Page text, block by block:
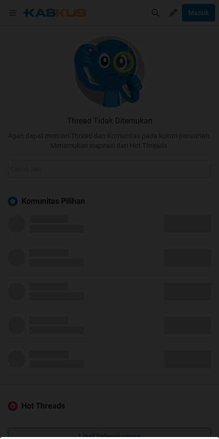
Masuk
Thread Tidak Ditemukan
Agan dapat mencari Thread dan Komunitas pada kolom pencarian.
Menemukan inspirasi dari Hot Threads.
Komunitas Pilihan
Hot Threads
Lihat Selengkapnya